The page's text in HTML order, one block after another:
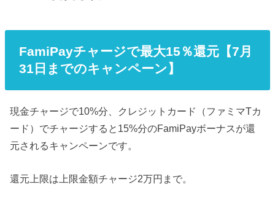
FamiPayチャージで最大15％還元【7月
31日までのキャンペーン】
現金チャージで10%分、クレジットカード（ファミマTカ
ード）でチャージすると15%分のFamiPayボーナスが還
元されるキャンペーンです。
還元上限は上限金額チャージ2万円まで。